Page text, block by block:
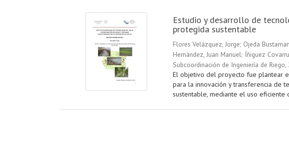
Estudio y desarrollo de
protegida sustentable
Flores Velázquez, Jorge; Ojeda
Hernández, Juan Manuel; Íñiguez
Subcoordinación de Ingeniería de Riego,
El objetivo del proyecto fue plantear
para la innovación y transferencia de
sustentable, mediante el uso eficiente